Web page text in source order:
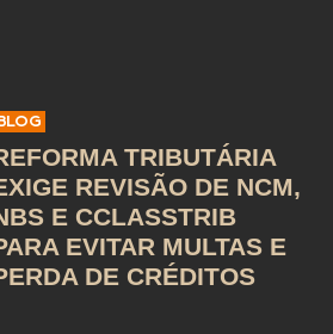
TRIBUTÁRIA
REVISÃO DE NCM,
E CCLASSTRIB
EVITAR MULTAS E
DE CRÉDITOS